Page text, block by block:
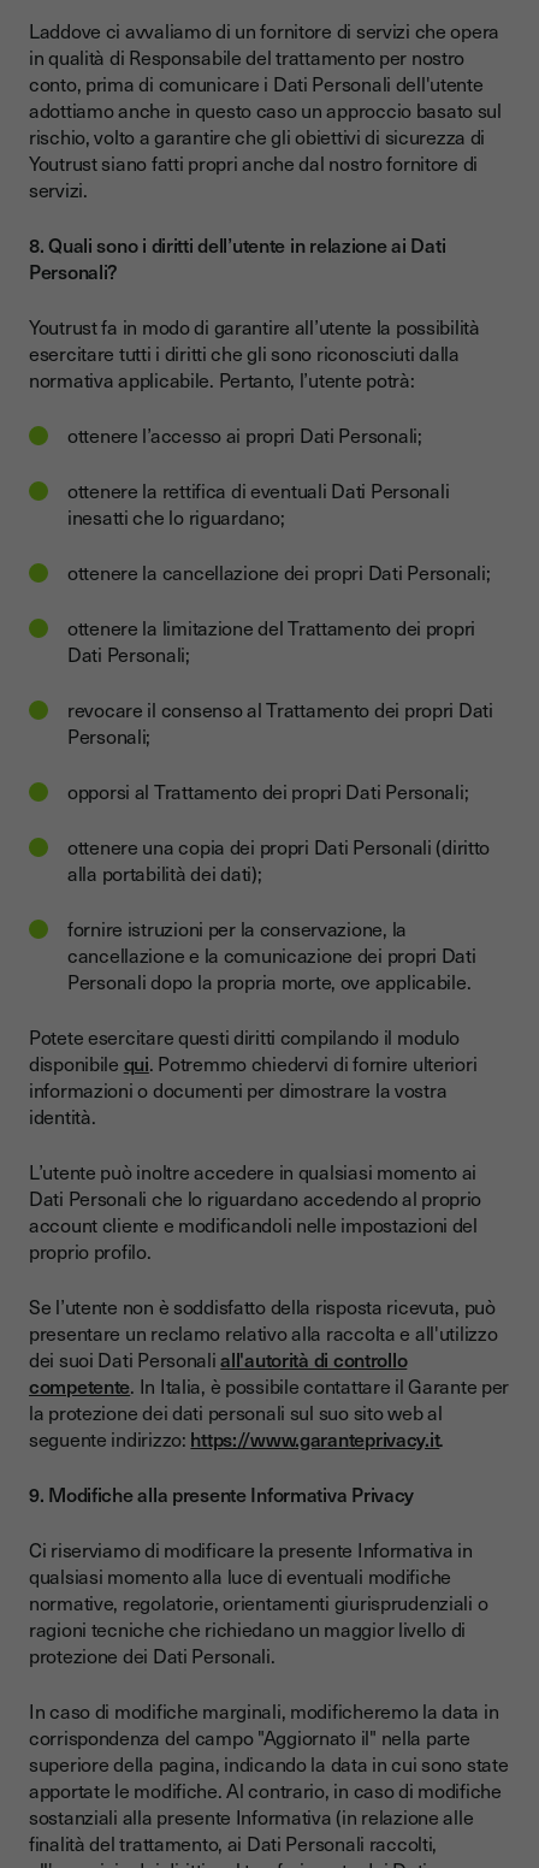
Laddove ci avvaliamo di un fornitore di servizi che opera
in qualità di Responsabile del trattamento per nostro
conto, prima di comunicare i Dati Personali dell'utente
adottiamo anche in questo caso un approccio basato sul
rischio, volto a garantire che gli obiettivi di sicurezza di
Youtrust siano fatti propri anche dal nostro fornitore di
servizi.
8. Quali sono i diritti dell’utente in relazione ai Dati
Personali?
Youtrust fa in modo di garantire all’utente la possibilità
esercitare tutti i diritti che gli sono riconosciuti dalla
normativa applicabile. Pertanto, l’utente potrà:
ottenere l’accesso ai propri Dati Personali;
ottenere la rettifica di eventuali Dati Personali
inesatti che lo riguardano;
ottenere la cancellazione dei propri Dati Personali;
ottenere la limitazione del Trattamento dei propri
Dati Personali;
revocare il consenso al Trattamento dei propri Dati
Personali;
opporsi al Trattamento dei propri Dati Personali;
ottenere una copia dei propri Dati Personali (diritto
alla portabilità dei dati);
fornire istruzioni per la conservazione, la
cancellazione e la comunicazione dei propri Dati
Personali dopo la propria morte, ove applicabile.
Potete esercitare questi diritti compilando il modulo
disponibile qui. Potremmo chiedervi di fornire ulteriori
informazioni o documenti per dimostrare la vostra
identità.
L’utente può inoltre accedere in qualsiasi momento ai
Dati Personali che lo riguardano accedendo al proprio
account cliente e modificandoli nelle impostazioni del
proprio profilo.
Se l’utente non è soddisfatto della risposta ricevuta, può
presentare un reclamo relativo alla raccolta e all'utilizzo
dei suoi Dati Personaliall'autorità di controllo
competente. In Italia, è possibile contattare il Garante per
la protezione dei dati personali sul suo sito web al
seguente indirizzo: https://www.garanteprivacy.it.
9. Modifiche alla presente Informativa Privacy
Ci riserviamo di modificare la presente Informativa in
qualsiasi momento alla luce di eventuali modifiche
normative, regolatorie, orientamenti giurisprudenziali o
ragioni tecniche che richiedano un maggior livello di
protezione dei Dati Personali.
In caso di modifiche marginali, modificheremo la data in
corrispondenza del campo "Aggiornato il" nella parte
superiore della pagina, indicando la data in cui sono state
apportate le modifiche. Al contrario, in caso di modifiche
sostanziali alla presente Informativa (in relazione alle
finalità del trattamento, ai Dati Personali raccolti,